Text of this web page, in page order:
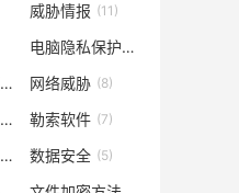
威胁情报 (11)
电脑隐私保护
(9)
功能介绍视频(8) 网络威胁 (8)
免费电脑壁纸(7) 勒索软件 (7)
个人信息保护(5) 数据安全 (5)